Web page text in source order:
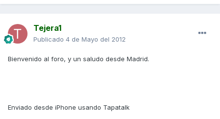
Tejera1
Publicado 4 de Mayo del 2012
Bienvenido al foro, y un saludo desde Madrid.
Enviado desde iPhone usando Tapatalk